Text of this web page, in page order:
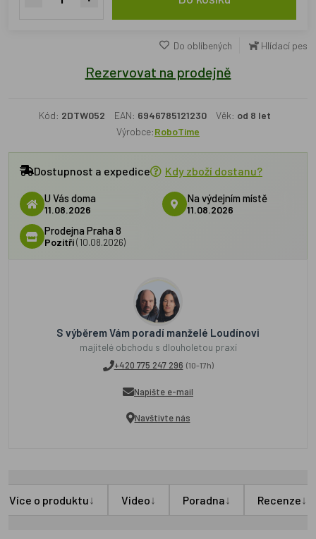
Do oblíbených Hlídací pes
Rezervovat na prodejně
Kód: 2DTW052 EAN: 6946785121230 Věk: od 8 let
Výrobce:RoboTime
Dostupnost a expedice Kdy zboží dostanu?
U Vás doma
11.08.2026
Na výdejním místě
11.08.2026
Prodejna Praha 8
Pozítří(10.08.2026)
S výběrem Vám poradí manželé Loudínovi
majitelé obchodu s dlouholetou praxí
+420 775 247 296 (10-17h)
Napište e-mail
Navštivte nás
Více o produktu↓ Video↓ Poradna↓ Recenze↓